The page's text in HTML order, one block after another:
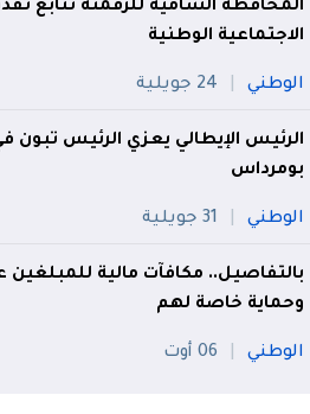
المحافظة السامية للرقمنة تتابع
الاجتماعية الوطنية
الوطني 24 جويلية
الرئيس الإيطالي يعزي الرئيس تبون
بومرداس
الوطني 31 جويلية
بالتفاصيل.. مكافآت مالية
وحماية خاصة لهم
الوطني 06 أوت